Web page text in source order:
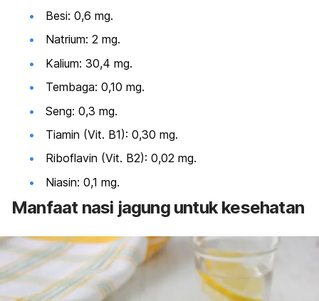
Besi: 0,6 mg.
Natrium: 2 mg.
Kalium: 30,4 mg.
Tembaga: 0,10 mg.
Seng: 0,3 mg.
Tiamin (Vit. B1): 0,30 mg.
Riboflavin (Vit. B2): 0,02 mg.
Niasin: 0,1 mg.
Manfaat nasi jagung untuk kesehatan